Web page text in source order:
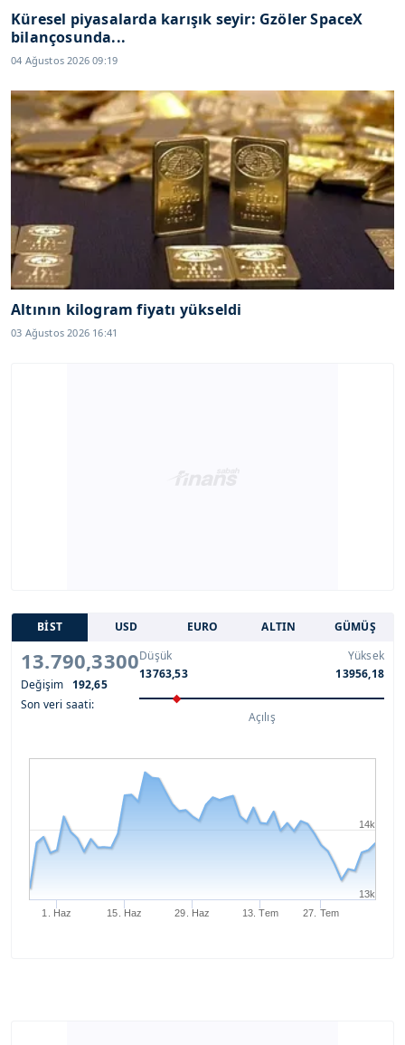
Küresel piyasalarda karışık seyir: Gzöler SpaceX
bilançosunda...
04 Ağustos 2026 09:19
Altının kilogram fiyatı yükseldi
03 Ağustos 2026 16:41
BİST USD EURO ALTIN GÜMÜŞ
13.790,3300
Değişim 192,65
Son veri saati:
Düşük
13763,53
Yüksek
13956,18
Açılış
1. Haz 15. Haz 29. Haz 13. Tem 27. Tem
13k
14k